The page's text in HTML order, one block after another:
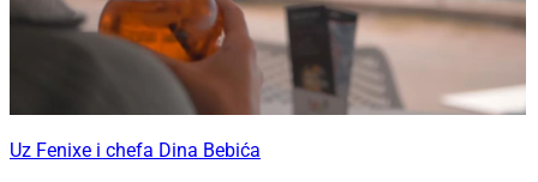
Uz Fenixe i chefa Dina Bebića